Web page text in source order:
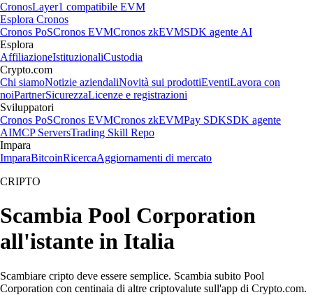
CronosLayer1 compatibile EVM
Esplora Cronos
Cronos PoSCronos EVMCronos zkEVMSDK agente AI
Esplora
AffiliazioneIstituzionaliCustodia
Crypto.com
Chi siamoNotizie aziendaliNovità sui prodottiEventiLavora con
noiPartnerSicurezzaLicenze e registrazioni
Sviluppatori
Cronos PoSCronos EVMCronos zkEVMPay SDKSDK agente
AIMCP ServersTrading Skill Repo
Impara
ImparaBitcoinRicercaAggiornamenti di mercato
CRIPTO
Scambia Pool Corporation
all'istante in Italia
Scambiare cripto deve essere semplice. Scambia subito Pool
Corporation con centinaia di altre criptovalute sull'app di Crypto.com.